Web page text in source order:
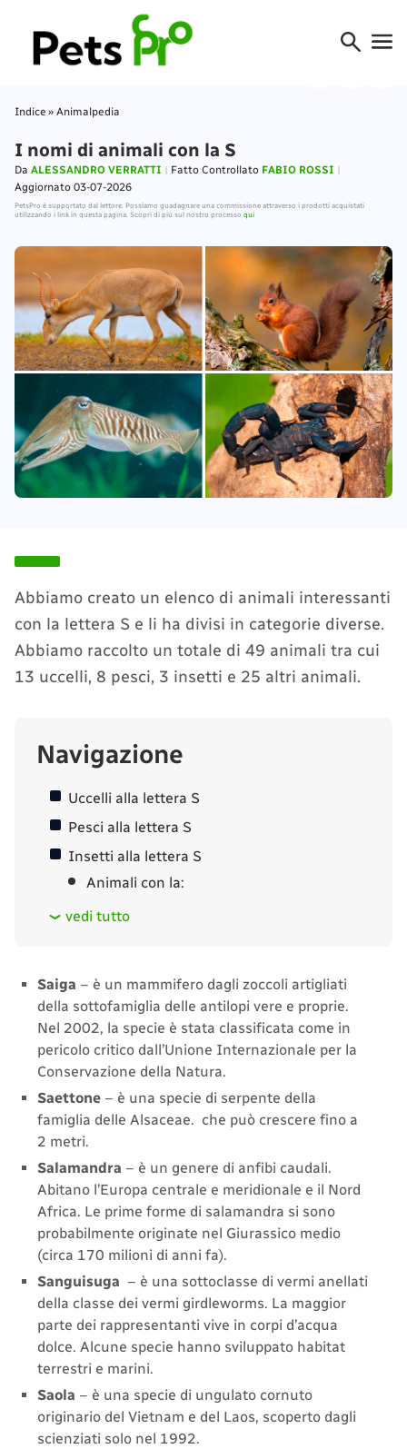
Indice » Animalpedia
I nomi di animali con la S
Da ALESSANDRO VERRATTI Fatto Controllato FABIO ROSSI
Aggiornato 03-07-2026
PetsPro è supportato dal lettore. Possiamo guadagnare una commissione attraverso i prodotti acquistati
utilizzando i link in questa pagina. Scopri di più sul nostro processo qui
Abbiamo creato un elenco di animali interessanti
con la lettera S e li ha divisi in categorie diverse.
Abbiamo raccolto un totale di 49 animali tra cui
13 uccelli, 8 pesci, 3 insetti e 25 altri animali.
Navigazione
Uccelli alla lettera S
Pesci alla lettera S
Insetti alla lettera S
Animali con la:
vedi tutto
Saiga – è un mammifero dagli zoccoli artigliati
della sottofamiglia delle antilopi vere e proprie.
Nel 2002, la specie è stata classificata come in
pericolo critico dall’Unione Internazionale per la
Conservazione della Natura.
Saettone – è una specie di serpente della
famiglia delle Alsaceae. che può crescere fino a
2 metri.
Salamandra – è un genere di anfibi caudali.
Abitano l’Europa centrale e meridionale e il Nord
Africa. Le prime forme di salamandra si sono
probabilmente originate nel Giurassico medio
(circa 170 milioni di anni fa).
Sanguisuga – è una sottoclasse di vermi anellati
della classe dei vermi girdleworms. La maggior
parte dei rappresentanti vive in corpi d’acqua
dolce. Alcune specie hanno sviluppato habitat
terrestri e marini.
Saola – è una specie di ungulato cornuto
originario del Vietnam e del Laos, scoperto dagli
scienziati solo nel 1992.